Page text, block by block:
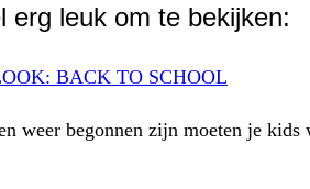
erg leuk om te bekijken:
BACK TO SCHOOL
weer begonnen zijn moeten je